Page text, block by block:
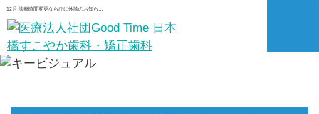
12月 診療時間変更ならびに休診のお知ら…